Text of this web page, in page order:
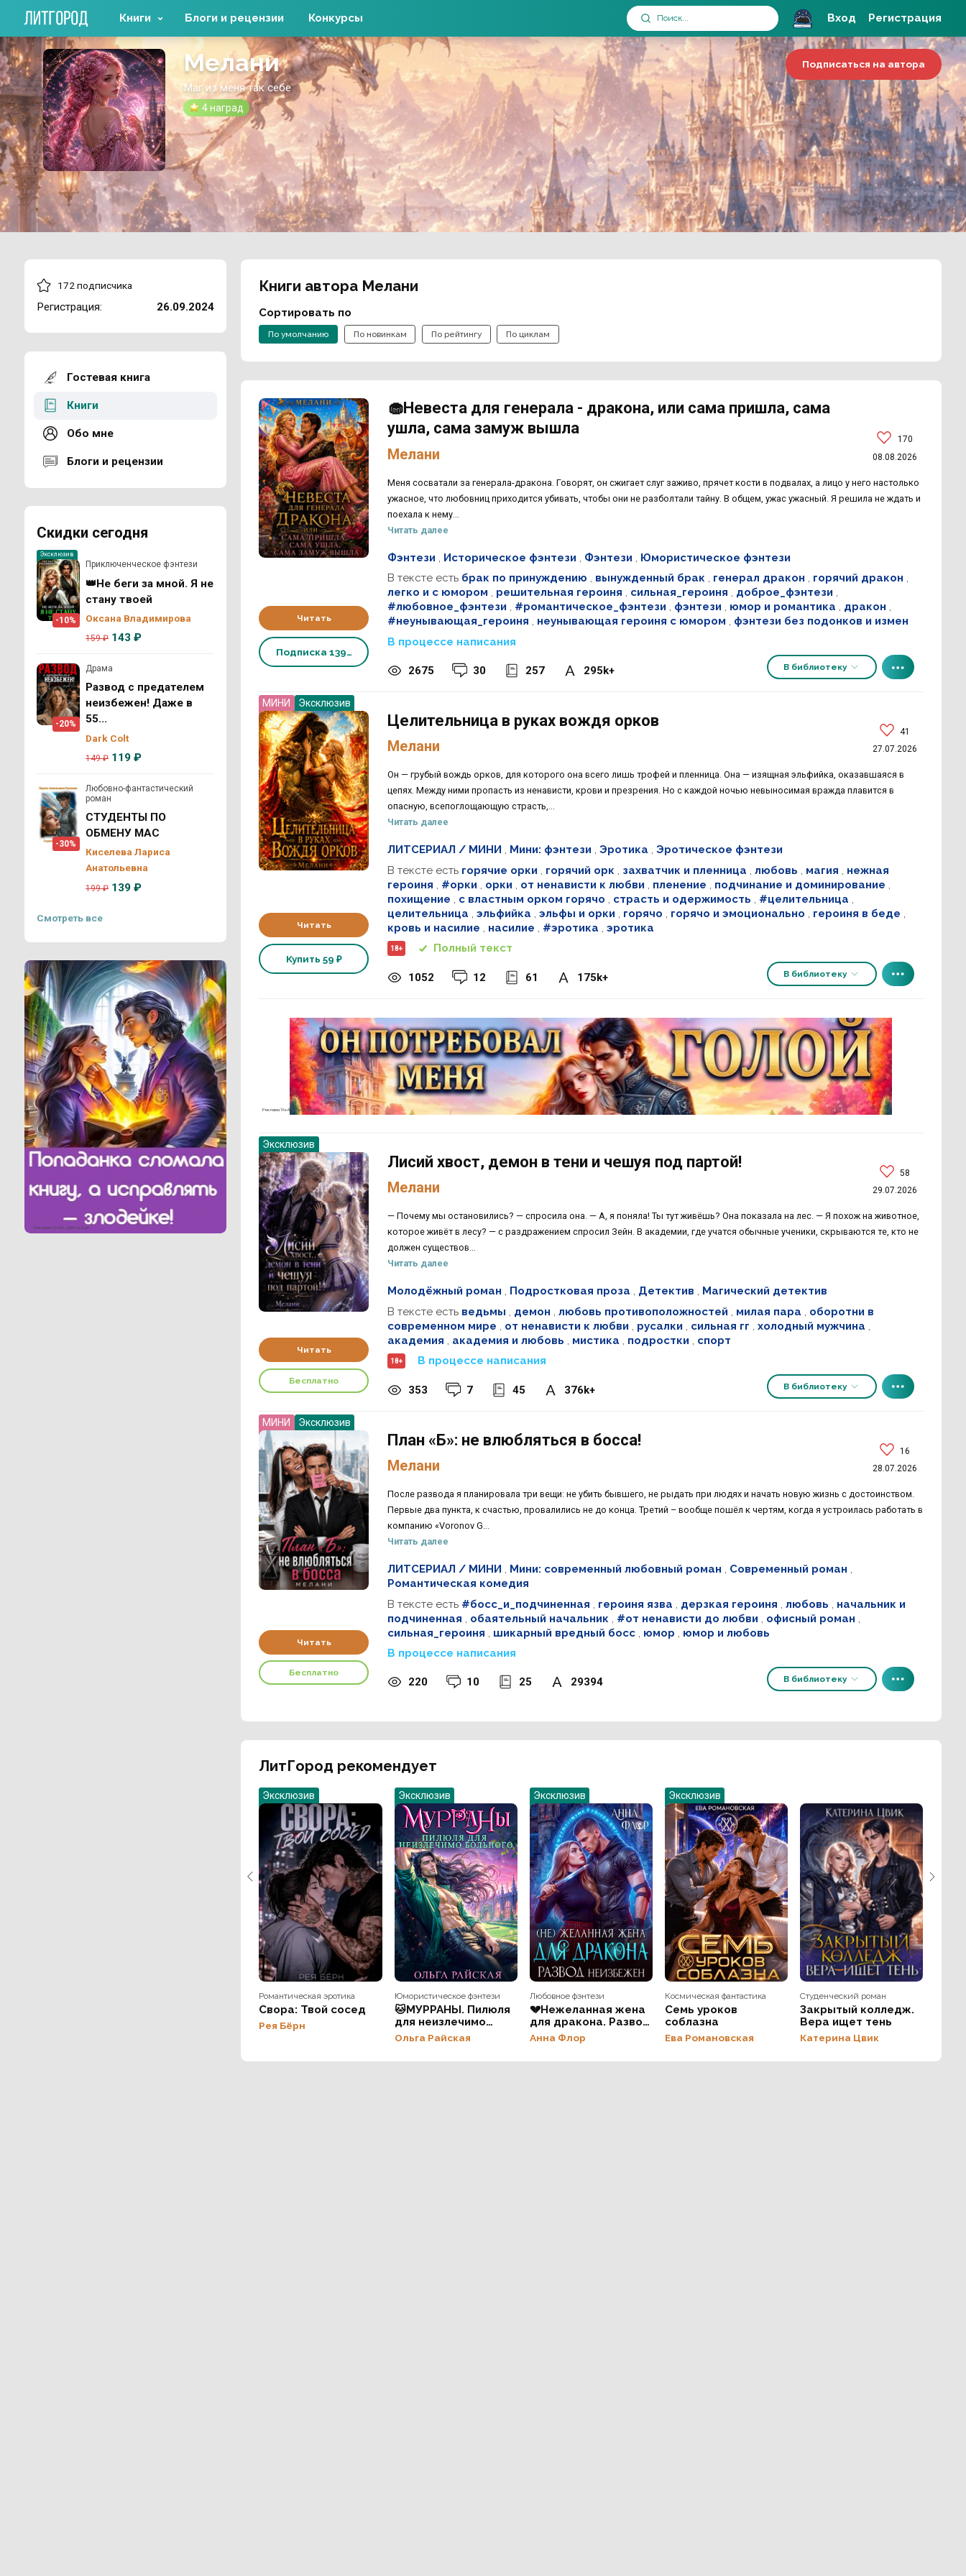
Подписаться на автора
Мелани
Маг из меня так себе
4 наград
172 подписчика
26.09.2024
Регистрация:
Гостевая книга
Книги
Обо мне
Блоги и рецензии
Скидки сегодня
Эксклюзив
-10%
Приключенческое фэнтези
👑Не беги за мной. Я не
стану твоей
Оксана Владимирова
159 ₽ 143 ₽
-20%
Драма
Развод с предателем
неизбежен! Даже в
55...
Dark Colt
149 ₽ 119 ₽
-30%
Любовно-фантастический
роман
СТУДЕНТЫ ПО
ОБМЕНУ МАС
Киселева Лариса
Анатольевна
199 ₽ 139 ₽
Смотреть все
Реклама 16+ АО «ЛитГород»
Книги автора Мелани
Сортировать по
По умолчанию По новинкам По рейтингу По циклам
Читать
Подписка 139 ₽
🧁Невеста для генерала - дракона, или сама пришла, сама
ушла, сама замуж вышла
Мелани
170
08.08.2026
Меня сосватали за генерала-дракона. Говорят, он сжигает слуг заживо, прячет кости в подвалах, а лицо у него настолько
ужасное, что любовниц приходится убивать, чтобы они не разболтали тайну. В общем, ужас ужасный. Я решила не ждать и
поехала к нему...
Читать далее
Фэнтези , Историческое фэнтези , Фэнтези , Юмористическое фэнтези
В тексте есть брак по принуждению , вынужденный брак , генерал дракон , горячий дракон ,
легко и с юмором , решительная героиня , сильная_героиня , доброе_фэнтези ,
#любовное_фэнтези , #романтическое_фэнтези , фэнтези , юмор и романтика , дракон ,
#неунывающая_героиня , неунывающая героиня с юмором , фэнтези без подонков и измен
В процессе написания
2675 30 257 295k+ В библиотеку
МИНИ Эксклюзив
Читать
Купить 59 ₽
Целительница в руках вождя орков
Мелани
41
27.07.2026
Он — грубый вождь орков, для которого она всего лишь трофей и пленница. Она — изящная эльфийка, оказавшаяся в
цепях. Между ними пропасть из ненависти, крови и презрения. Но с каждой ночью невыносимая вражда плавится в
опасную, всепоглощающую страсть,...
Читать далее
ЛИТСЕРИАЛ / МИНИ , Мини: фэнтези , Эротика , Эротическое фэнтези
В тексте есть горячие орки , горячий орк , захватчик и пленница , любовь , магия , нежная
героиня , #орки , орки , от ненависти к любви , пленение , подчинание и доминирование ,
похищение , с властным орком горячо , страсть и одержимость , #целительница ,
целительница , эльфийка , эльфы и орки , горячо , горячо и эмоционально , героиня в беде ,
кровь и насилие , насилие , #эротика , эротика
18+ Полный текст
1052 12 61 175k+ В библиотеку
Реклама 16+ АО «ЛитГород»
Эксклюзив
Читать
Бесплатно
Лисий хвост, демон в тени и чешуя под партой!
Мелани
58
29.07.2026
— Почему мы остановились? — спросила она. — А, я поняла! Ты тут живёшь? Она показала на лес. — Я похож на животное,
которое живёт в лесу? — с раздражением спросил Зейн. В академии, где учатся обычные ученики, скрываются те, кто не
должен существов...
Читать далее
Молодёжный роман , Подростковая проза , Детектив , Магический детектив
В тексте есть ведьмы , демон , любовь противоположностей , милая пара , оборотни в
современном мире , от ненависти к любви , русалки , сильная гг , холодный мужчина ,
академия , академия и любовь , мистика , подростки , спорт
18+ В процессе написания
353 7 45 376k+ В библиотеку
МИНИ Эксклюзив
Читать
Бесплатно
План «Б»: не влюбляться в босса!
Мелани
16
28.07.2026
После развода я планировала три вещи: не убить бывшего, не рыдать при людях и начать новую жизнь с достоинством.
Первые два пункта, к счастью, провалились не до конца. Третий – вообще пошёл к чертям, когда я устроилась работать в
компанию «Voronov G...
Читать далее
ЛИТСЕРИАЛ / МИНИ , Мини: современный любовный роман , Современный роман ,
Романтическая комедия
В тексте есть #босс_и_подчиненная , героиня язва , дерзкая героиня , любовь , начальник и
подчиненная , обаятельный начальник , #от ненависти до любви , офисный роман ,
сильная_героиня , шикарный вредный босс, юмор , юмор и любовь
В процессе написания
220 10 25 29394 В библиотеку
ЛитГород рекомендует
Эксклюзив
Романтическая эротика
Свора: Твой сосед
Рея Бёрн
Эксклюзив
Юмористическое фэнтези
🐱МУРРАНЫ. Пилюля
для неизлечимо
больного
Ольга Райская
Эксклюзив
Любовное фэнтези
💔Нежеланная жена
для дракона. Развод
неизбежен
Анна Флор
Эксклюзив
Космическая фантастика
Семь уроков
соблазна
Ева Романовская
Студенческий роман
Закрытый колледж.
Вера ищет тень
Катерина Цвик
Книги Блоги и рецензии Конкурсы Вход Регистрация